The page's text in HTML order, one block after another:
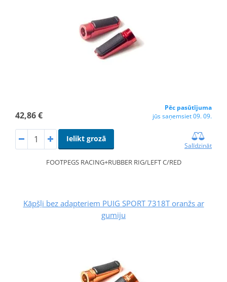
42,86 €
Pēc pasūtījuma
jūs saņemsiet 09. 09.
Ielikt grozā
Salīdzināt
FOOTPEGS RACING+RUBBER RIG/LEFT C/RED
Kāpšļi bez adapteriem PUIG SPORT 7318T oranžs ar
gumiju